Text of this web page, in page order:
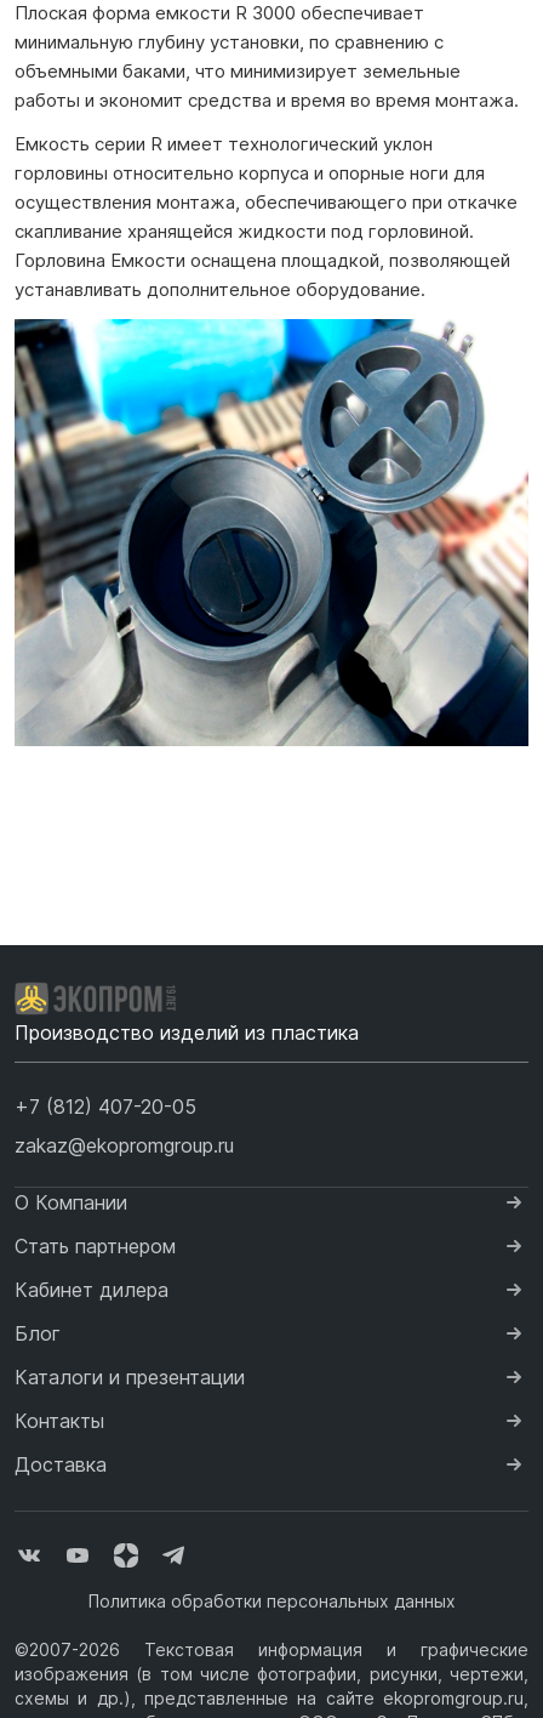
Плоская форма емкости R 3000 обеспечивает
минимальную глубину установки, по сравнению с
объемными баками, что минимизирует земельные
работы и экономит средства и время во время монтажа.
Емкость серии R имеет технологический уклон
горловины относительно корпуса и опорные ноги для
осуществления монтажа, обеспечивающего при откачке
скапливание хранящейся жидкости под горловиной.
Горловина Емкости оснащена площадкой, позволяющей
устанавливать дополнительное оборудование.
Производство изделий из пластика
+7 (812) 407-20-05
zakaz@ekopromgroup.ru
О Компании
Стать партнером
Кабинет дилера
Блог
Каталоги и презентации
Контакты
Доставка
Политика обработки персональных данных
©2007-2026 Текстовая информация и графические
изображения (в том числе фотографии, рисунки, чертежи,
схемы и др.), представленные на сайте ekopromgroup.ru,